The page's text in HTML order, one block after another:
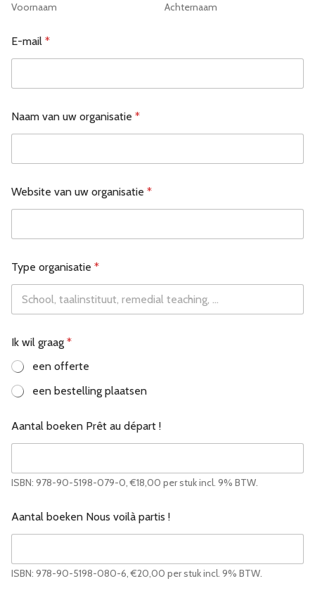
Voornaam Achternaam
E-mail *
Naam van uw organisatie *
Website van uw organisatie *
Type organisatie *
Ik wil graag *
een offerte
een bestelling plaatsen
Aantal boeken Prêt au départ !
ISBN: 978-90-5198-079-0, €18,00 per stuk incl. 9% BTW.
Aantal boeken Nous voilà partis !
ISBN: 978-90-5198-080-6, €20,00 per stuk incl. 9% BTW.